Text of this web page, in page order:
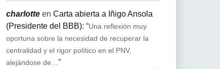
charlotteen Carta abierta a Iñigo Ansola
(Presidente del BBB): “Una reflexión muy
oportuna sobre la necesidad de recuperar la
centralidad y el rigor político en el PNV,
alejándose de…”